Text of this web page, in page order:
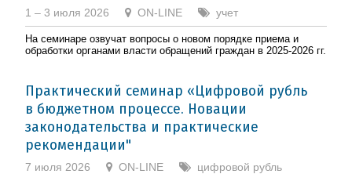
1 – 3 июля 2026 ON-LINE учет
На семинаре озвучат вопросы о новом порядке приема и
обработки органами власти обращений граждан в 2025-2026 гг.
Практический семинар «Цифровой рубль
в бюджетном процессе. Новации
законодательства и практические
рекомендации"
7 июля 2026 ON-LINE цифровой рубль